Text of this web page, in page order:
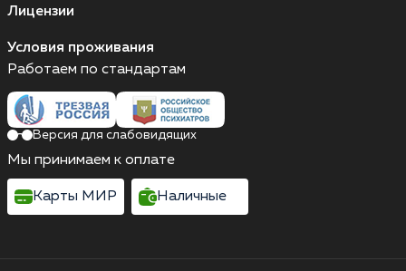
Лицензии
Условия проживания
Работаем по стандартам
Версия для слабовидящих
Мы принимаем к оплате
Карты МИР Наличные